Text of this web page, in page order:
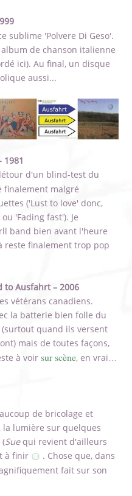
sublime 'Polvere Di Geso'.
de chanson italienne
ici). Au final, un disque
aussi...
1981
d'un blind-test du
finalement malgré
('Lust to love' donc,
'Fading fast'). Je
band bien avant l'heure
reste finalement trop pop
to Ausfahrt – 2006
vétérans canadiens.
la batterie bien folle du
quand ils versent
mais de toutes façons,
à voirsur scène, en vrai…
de bricolage et
la lumière sur quelques
(Suequi revient d'ailleurs
à finir
. Chose que, dans
fait sur son